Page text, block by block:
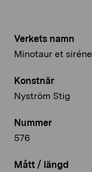
Verkets namn
Minotaur et siréne
Konstnär
Nyström Stig
Nummer
576
Mått / längd